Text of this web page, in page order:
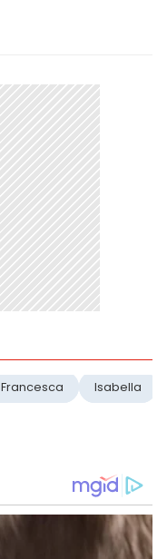
Francesca Isabella